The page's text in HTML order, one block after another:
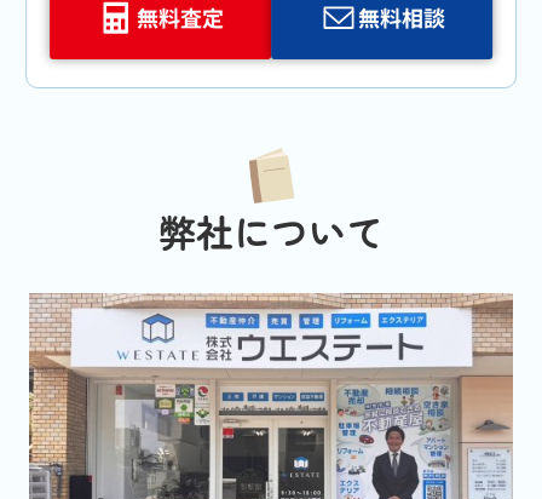
無料査定 無料相談
弊社について